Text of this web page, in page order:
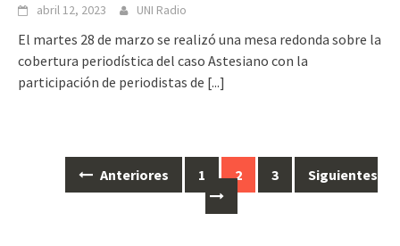
abril 12, 2023 UNI Radio
El martes 28 de marzo se realizó una mesa redonda sobre la
cobertura periodística del caso Astesiano con la
participación de periodistas de [...]
Anteriores 1 2 3 Siguientes